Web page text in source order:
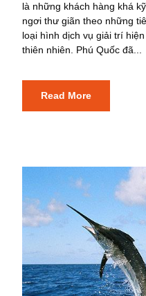
là những khách hàng khá
ngơi thư giãn theo những
loại hình dịch vụ giải trí
thiên nhiên. Phú Quốc đã...
Read More